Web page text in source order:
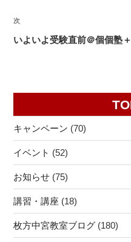
シ
ョ
次
の
次
いよいよ受験直前＠個個塾
キャンペーン (70)
イベント (52)
お知らせ (75)
講習・講座 (18)
枚方中宮教室ブログ (180)